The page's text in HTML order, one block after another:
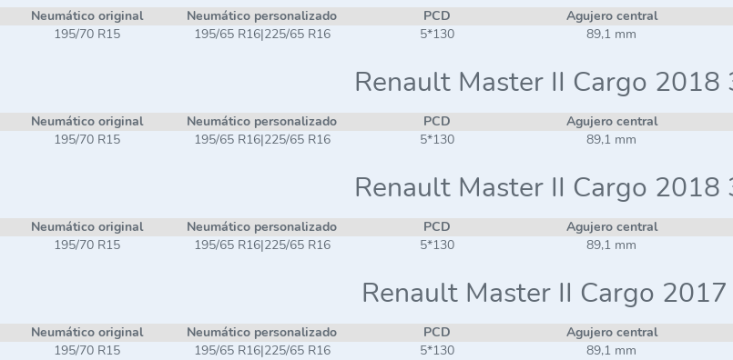
Neumático original Neumático personalizado PCD Agujero central
195/70 R15
195/65 R16|225/65 R16 5*130 89,1 mm
Renault Master II Cargo 2018
Neumático original Neumático personalizado PCD Agujero central
195/70 R15
195/65 R16|225/65 R16 5*130 89,1 mm
Renault Master II Cargo 2018
Neumático original Neumático personalizado PCD Agujero central
195/70 R15
195/65 R16|225/65 R16 5*130 89,1 mm
Renault Master II Cargo
Neumático original Neumático personalizado PCD Agujero central
195/70 R15
195/65 R16|225/65 R16 5*130 89,1 mm